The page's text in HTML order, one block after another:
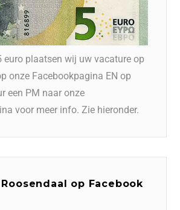
euro plaatsen wij uw vacature op
onze Facebookpagina EN op
een PM naar onze
voor meer info. Zie hieronder.
op Facebook